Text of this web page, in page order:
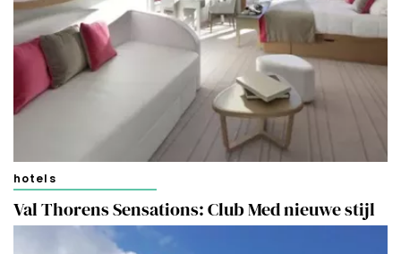
hotels
Val Thorens Sensations: Club Med nieuwe stijl